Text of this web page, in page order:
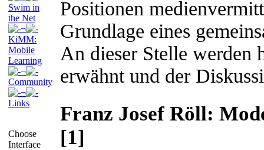
Swim in
the Net
¬
KiMM:
Mobile
Learning
¬
Community
¬
Links
Choose
Interface
Positionen
Grundlage eines
An dieser Stelle werden
erwähnt und der
Franz Josef Röll:
[1]